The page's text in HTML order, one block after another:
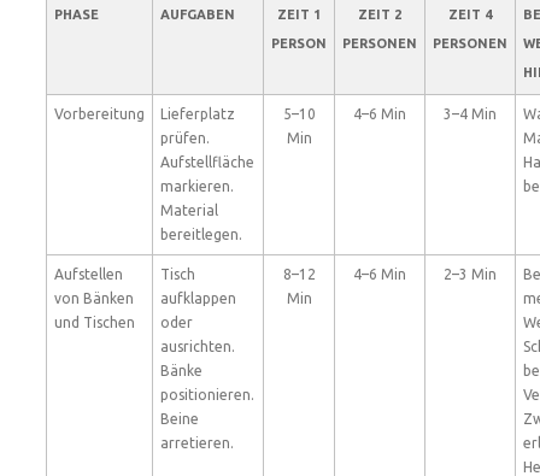
PHASE AUFGABEN
ZEIT 1
PERSON
ZEIT 2
PERSONEN
ZEIT 4
PERSONEN
Vorbereitung
Lieferplatz
prüfen.
Aufstellfläche
markieren.
Material
bereitlegen.
5–10
Min
4–6 Min 3–4 Min
Aufstellen
von Bänken
und Tischen
Tisch
aufklappen
oder
ausrichten.
Bänke
positionieren.
Beine
arretieren.
8–12
Min
4–6 Min 2–3 Min